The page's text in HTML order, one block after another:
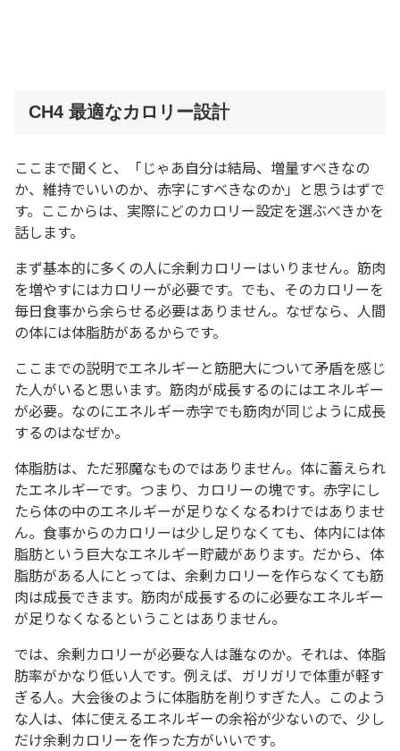
CH4 最適なカロリー設計
ここまで聞くと、「じゃあ自分は結局、増量すべきなの
か、維持でいいのか、赤字にすべきなのか」と思うはずで
す。ここからは、実際にどのカロリー設定を選ぶべきかを
話します。
まず基本的に多くの人に余剰カロリーはいりません。筋肉
を増やすにはカロリーが必要です。でも、そのカロリーを
毎日食事から余らせる必要はありません。なぜなら、人間
の体には体脂肪があるからです。
ここまでの説明でエネルギーと筋肥大について矛盾を感じ
た人がいると思います。筋肉が成長するのにはエネルギー
が必要。なのにエネルギー赤字でも筋肉が同じように成長
するのはなぜか。
体脂肪は、ただ邪魔なものではありません。体に蓄えられ
たエネルギーです。つまり、カロリーの塊です。赤字にし
たら体の中のエネルギーが足りなくなるわけではありませ
ん。食事からのカロリーは少し足りなくても、体内には体
脂肪という巨大なエネルギー貯蔵があります。だから、体
脂肪がある人にとっては、余剰カロリーを作らなくても筋
肉は成長できます。筋肉が成長するのに必要なエネルギー
が足りなくなるということはありません。
では、余剰カロリーが必要な人は誰なのか。それは、体脂
肪率がかなり低い人です。例えば、ガリガリで体重が軽す
ぎる人。大会後のように体脂肪を削りすぎた人。このよう
な人は、体に使えるエネルギーの余裕が少ないので、少し
だけ余剰カロリーを作った方がいいです。